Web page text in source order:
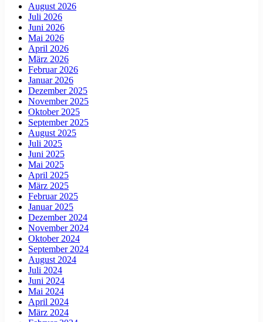
August 2026
Juli 2026
Juni 2026
Mai 2026
April 2026
März 2026
Februar 2026
Januar 2026
Dezember 2025
November 2025
Oktober 2025
September 2025
August 2025
Juli 2025
Juni 2025
Mai 2025
April 2025
März 2025
Februar 2025
Januar 2025
Dezember 2024
November 2024
Oktober 2024
September 2024
August 2024
Juli 2024
Juni 2024
Mai 2024
April 2024
März 2024